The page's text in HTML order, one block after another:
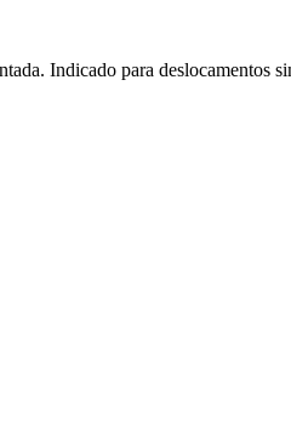
Indicado para deslocamentos